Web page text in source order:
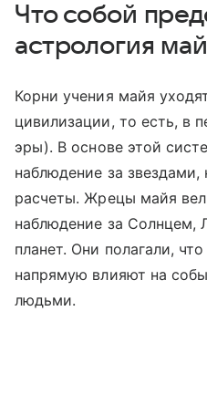
Что собой
астрология
Корни учения майя
цивилизации, то есть, в
эры). В основе этой
наблюдение за
расчеты. Жрецы майя
наблюдение за Солнцем,
планет. Они полагали,
напрямую влияют на
людьми.